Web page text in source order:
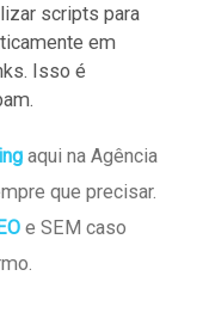
scripts para
em
Isso é
aqui na Agência
que precisar.
e SEM caso